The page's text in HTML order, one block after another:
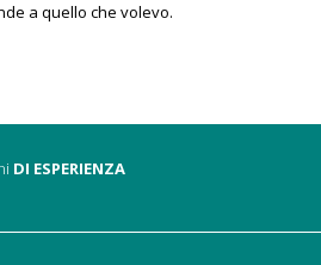
a quello che volevo.
DI ESPERIENZA